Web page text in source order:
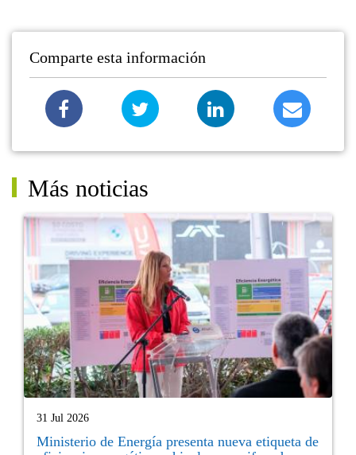
Comparte esta información
Más noticias
31 Jul 2026
Ministerio de Energía presenta nueva etiqueta de